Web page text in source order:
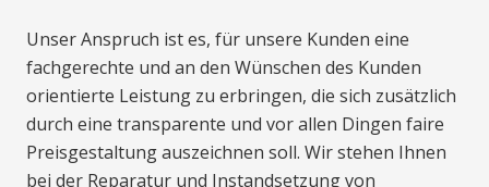
Unser Anspruch ist es, für unsere Kunden eine
fachgerechte und an den Wünschen des Kunden
orientierte Leistung zu erbringen, die sich zusätzlich
durch eine transparente und vor allen Dingen faire
Preisgestaltung auszeichnen soll. Wir stehen Ihnen
bei der Reparatur und Instandsetzung von